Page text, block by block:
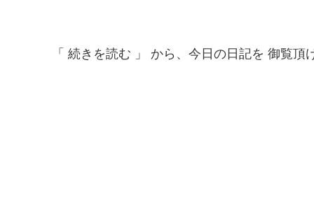
「 続きを読む 」 から、今日の日記を 御覧頂